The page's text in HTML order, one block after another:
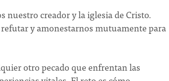
nuestro creador y la iglesia de Cristo.
y amonestarnos mutuamente para
otro pecado que enfrentan las